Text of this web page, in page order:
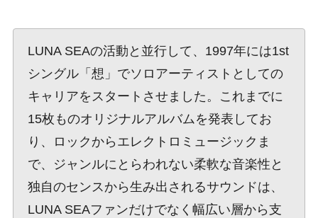
LUNA SEAの活動と並行して、1997年には1st
シングル「想」でソロアーティストとしての
キャリアをスタートさせました。これまでに
15枚ものオリジナルアルバムを発表してお
り、ロックからエレクトロミュージックま
で、ジャンルにとらわれない柔軟な音楽性と
独自のセンスから生み出されるサウンドは、
LUNA SEAファンだけでなく幅広い層から支